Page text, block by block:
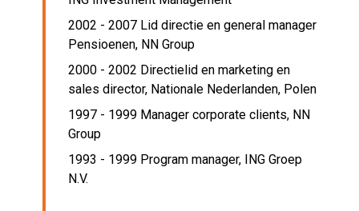
2002 - 2007 Lid directie en general manager
Pensioenen, NN Group
2000 - 2002 Directielid en marketing en
sales director, Nationale Nederlanden, Polen
1997 - 1999 Manager corporate clients, NN
Group
1993 - 1999 Program manager,
ING Groep
N.V.